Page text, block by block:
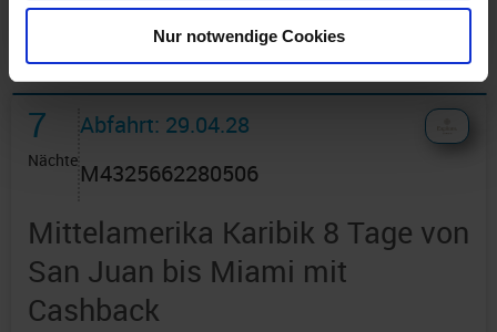
Nur notwendige Cookies
7
Nächte
Abfahrt: 29.04.28
M4325662280506
Mittelamerika Karibik 8 Tage von
San Juan bis Miami mit
Cashback